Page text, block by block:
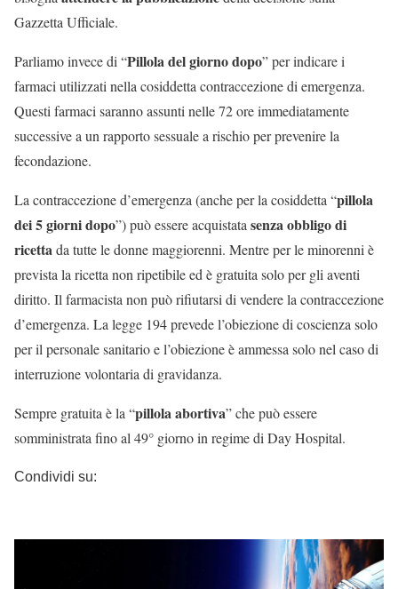
Gazzetta Ufficiale.
Parliamo invece di “Pillola del giorno dopo” per indicare i
farmaci utilizzati nella cosiddetta contraccezione di emergenza.
Questi farmaci saranno assunti nelle 72 ore immediatamente
successive a un rapporto sessuale a rischio per prevenire la
fecondazione.
La contraccezione d’emergenza (anche per la cosiddetta “pillola
dei 5 giorni dopo”) può essere acquistata senza obbligo di
ricettada tutte le donne maggiorenni. Mentre per le minorenni è
prevista la ricetta non ripetibile ed è gratuita solo per gli aventi
diritto. Il farmacista non può rifiutarsi di vendere la contraccezione
d’emergenza. La legge 194 prevede l’obiezione di coscienza solo
per il personale sanitario e l’obiezione è ammessa solo nel caso di
interruzione volontaria di gravidanza.
Sempre gratuita è la “pillola abortiva” che può essere
somministrata fino al 49° giorno in regime di Day Hospital.
Condividi su: